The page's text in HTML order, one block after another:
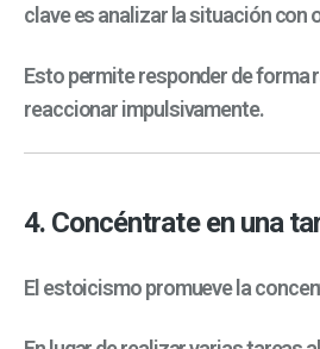
clave es analizar la situación con
Esto permite responder de forma
reaccionar impulsivamente.
4. Concéntrate en una
El estoicismo promueve la